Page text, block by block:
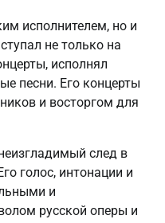
исполнителем, но и
не только на
исполнял
песни. Его концерты
и восторгом для
след в
голос, интонации и
и
русской оперы и